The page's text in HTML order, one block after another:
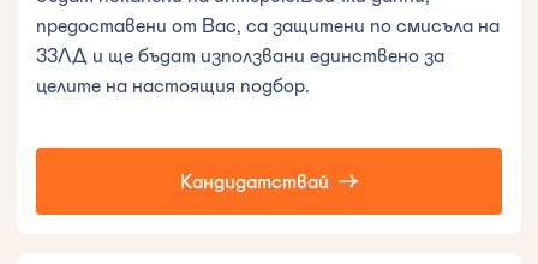
предоставени от Вас, са защитени по смисъла на
ЗЗЛД и ще бъдат използвани единствено за
целите на настоящия подбор.
Кандидатствай